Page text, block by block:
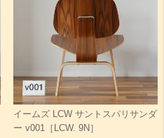
イームズ LCW サントスパリサンダ
ー v001［LCW. 9N］